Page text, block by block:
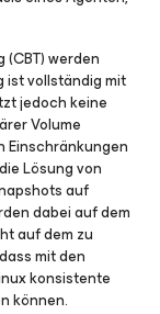
werden
ist vollständig mit
jedoch keine
Volume
Einschränkungen
Lösung von
auf
dabei auf dem
auf dem zu
mit den
konsistente
können.